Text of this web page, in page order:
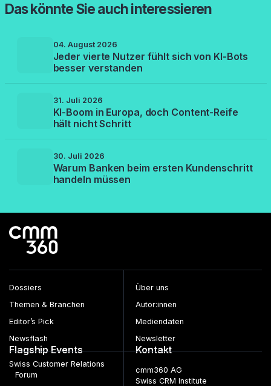
Das könnte Sie auch interessieren
04. August 2026
Jeder vierte Nutzer fühlt sich von KI-Bots
besser verstanden
31. Juli 2026
KI-Boom in Europa, doch Content-Reife
hält nicht Schritt
30. Juli 2026
Warum Banken beim ersten Kundenschritt
handeln müssen
Dossiers
Themen & Branchen
Editor’s Pick
Newsflash
Über uns
Autor:innen
Mediendaten
Newsletter
Flagship Events
Swiss Customer Relations
Forum
Kontakt
cmm360 AG
Swiss CRM Institute